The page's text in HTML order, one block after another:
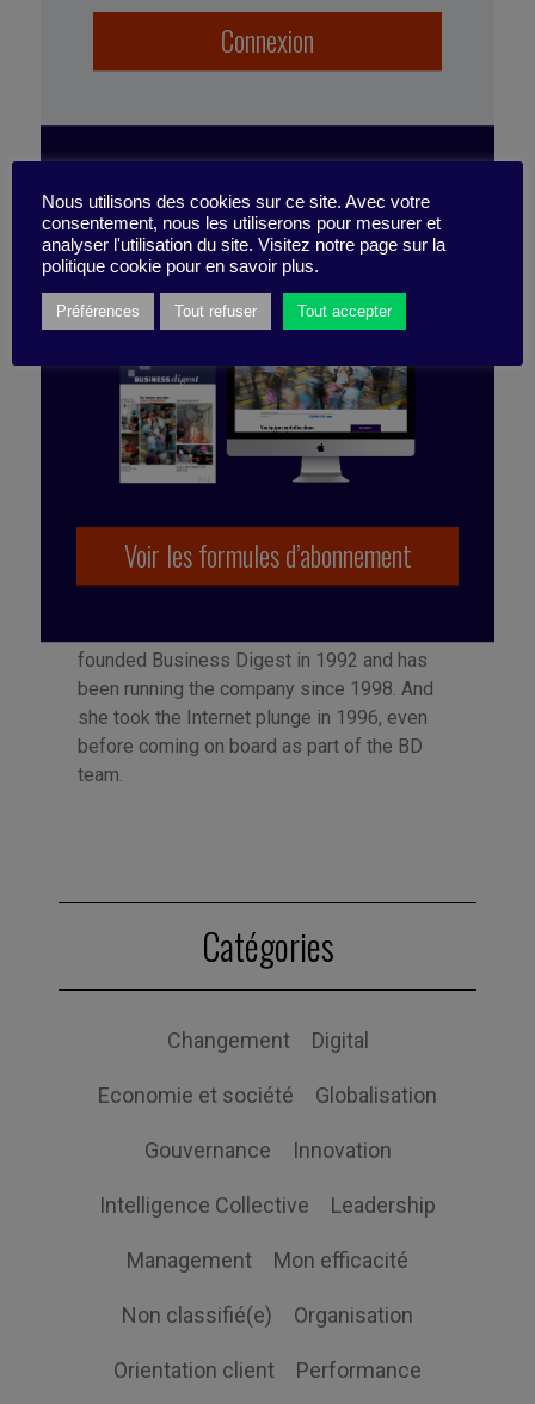
Connexion
ABONNEZ-VOUS
À LA PUBLICATION
Voir les formules d’abonnement
crise,grandir,Facebook
aide,rebond,développement personnel,
échec,anticipation,erreur,leadership authentique,
résilience,courage managérial
Publié par Françoise Tollet
founded Business Digest in 1992 and has
been running the company since 1998. And
she took the Internet plunge in 1996, even
before coming on board as part of the BD
team.
Catégories
Changement Digital
Economie et société Globalisation
Gouvernance Innovation
Intelligence Collective Leadership
Management Mon efficacité
Non classifié(e) Organisation
Orientation client Performance
Nous utilisons des cookies sur ce site. Avec votre
consentement, nous les utiliserons pour mesurer et
analyser l'utilisation du site. Visitez notre page sur la
politique cookie pour en savoir plus.
Préférences Tout refuser Tout accepter